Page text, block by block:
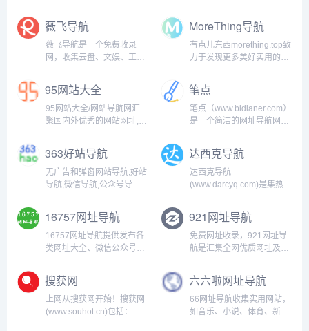
导航。及时收录分类的网址,
让您的网络生活更简单精
彩。上网,从爱尔美国际导航
开始。...
类整理和分享收藏好网站信
息，让用户方便快捷找网
站，提供便利的网址导航及
分类目录检索、网站推广，
薇飞导航
薇飞导航是一个免费收录
网，收集云盘、文娱、工
坛等多种网址大全的网
站。...
MoreThing导航
有点儿东西morething.top致
力于发现更多美好实用的网
盘、编程搜索和技术分享。
在互联网的大千世界里，每
个网站都有自己独特的光
芒。你这个人，有点儿东
95网站大全
95网站大全/网站导航网汇
聚国内外优秀的网站网址,并
航/网站大全/网站导航/网站
推广,希望能帮助站长朋友们
提升网站流量及知名度....
笔点
笔点（www.bidianer.com）
是一个简洁的网址导航网
网址、自定义你需要的工具
模块。你还可以发现、收
集、分享，Web开发、设计
工作中的优质资源、干
363好站导航
无广告和弹窗网站导航,好站
导航,微信导航,公众号导航,
导航，网址大全，自动收
录，免费收录网站,全人工编
辑的开放式网站分类目录,收
录国内外,各行业优秀网站,
达西克导航
达西克导航
(www.darcyq.com)是集热门
资讯于一体的导航网站，包
含了不同行业的分类目录页
面。收录了实用和热门的网
站和博客文章。找工具、找
16757网址导航
16757网址导航提供发布各
类网址大全、微信公众号、
为一体的综合服务平台！...
921网址导航
免费网址收录，921网址导
航是汇集全网优质网址及资
录分类的网址,站内搜索安
全，绿色。在这里让您的网
络生活更简单精彩。...
搜获网
上网从搜获网开始！搜获网
(www.souhot.cn)包括：搜
六六啦网址导航
66网址导航收集实用网站，
如音乐、小说、体育、新